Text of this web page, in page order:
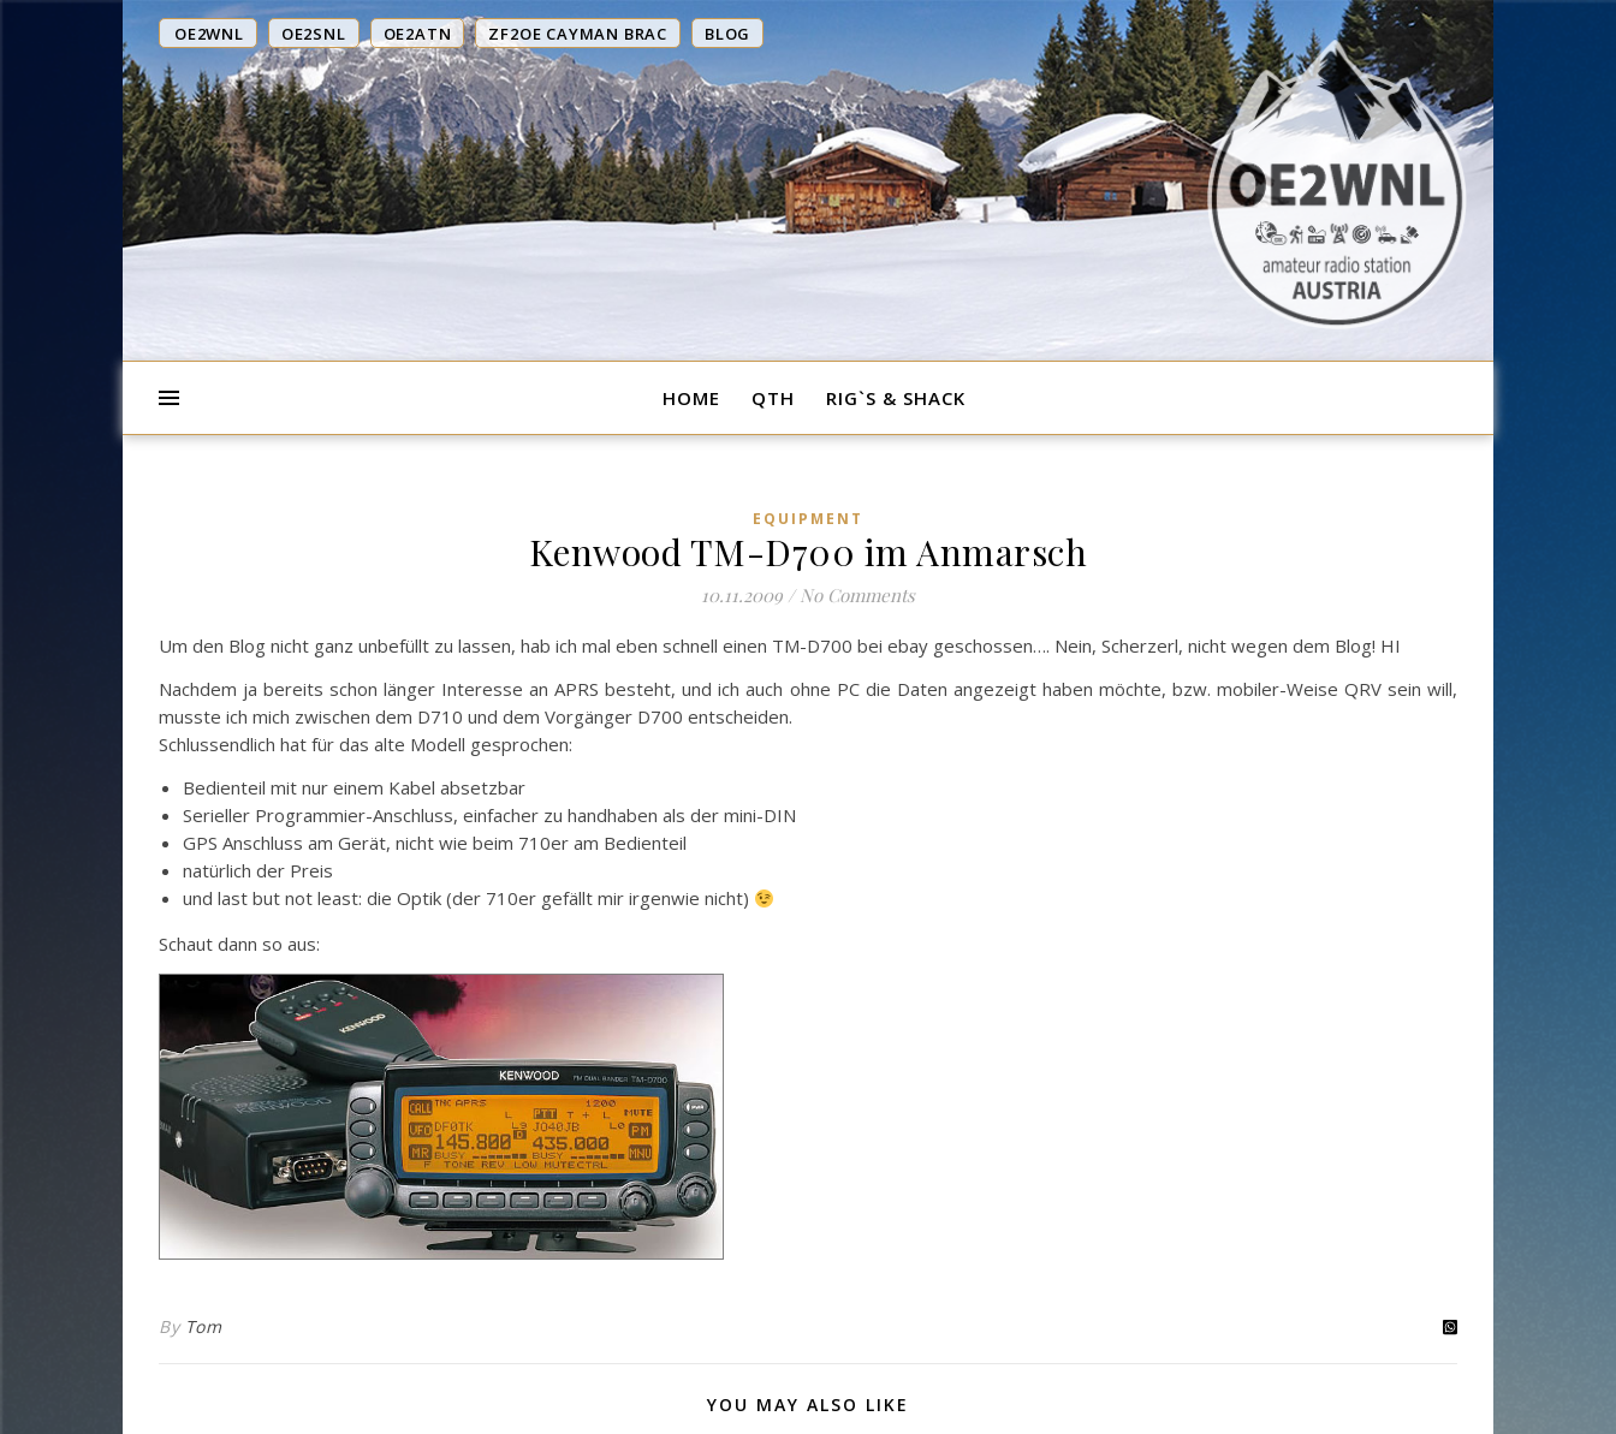
OE2WNL OE2SNL OE2ATN ZF2OE CAYMAN BRAC BLOG
HOME QTH RIG`S & SHACK
EQUIPMENT
Kenwood TM-D700 im Anmarsch
10.11.2009 / No Comments
Um den Blog nicht ganz unbefüllt zu lassen, hab ich mal eben schnell einen TM-D700 bei ebay geschossen…. Nein, Scherzerl, nicht wegen dem Blog! HI
Nachdem ja bereits schon länger Interesse an APRS besteht, und ich auch ohne PC die Daten angezeigt haben möchte, bzw. mobiler-Weise QRV sein will,
musste ich mich zwischen dem D710 und dem Vorgänger D700 entscheiden.
Schlussendlich hat für das alte Modell gesprochen:
Bedienteil mit nur einem Kabel absetzbar
Serieller Programmier-Anschluss, einfacher zu handhaben als der mini-DIN
GPS Anschluss am Gerät, nicht wie beim 710er am Bedienteil
natürlich der Preis
und last but not least: die Optik (der 710er gefällt mir irgenwie nicht)
Schaut dann so aus:
By Tom
YOU MAY ALSO LIKE